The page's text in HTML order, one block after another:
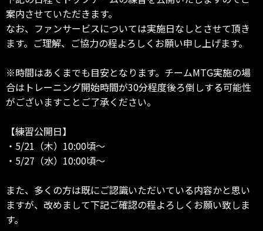
案内させていただきます。
なお、ファンサービスについては実施日なしとさせて頂き
ます。ご理解、ご協力の程よろしくお願い申し上げます。
※時間はあくまでも目安となります。チームMTG実施の場
合はトレーニング開始時間が30分程度後ろ倒しする可能性
がございますことご了承ください。
【練習公開日】
・5/21（木）10:00頃～
・5/27（水）10:00頃～
また、多くの方は既にご認識いただいている内容かと思い
ますが、改めまして下記ご確認の程よろしくお願い致しま
す。